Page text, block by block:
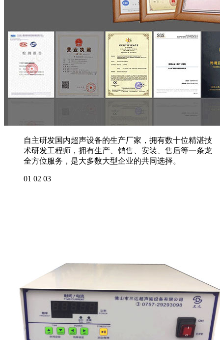
自主研发国内超声设备的生产厂家，拥有数十位精湛技
术研发工程师，拥有生产、销售、安装、售后等一条龙
全方位服务，是大多数大型企业的共同选择。
01 02 03